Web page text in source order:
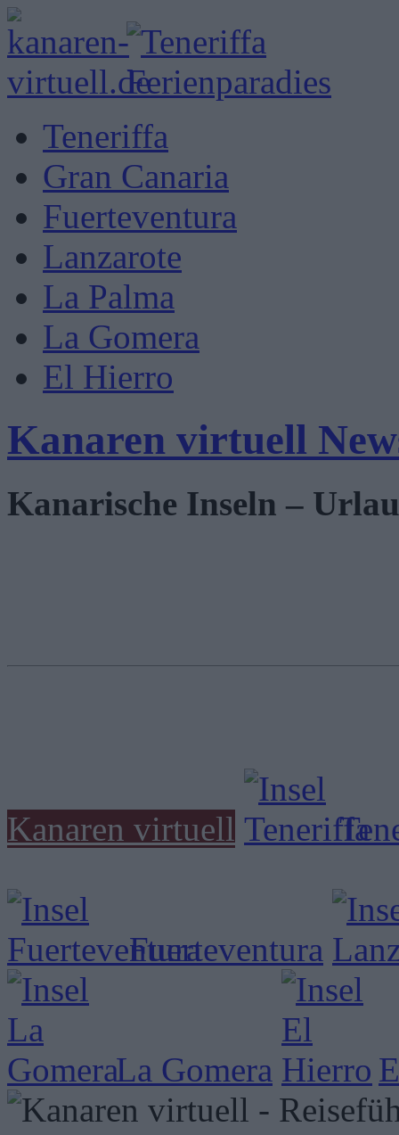
Teneriffa
Gran Canaria
Fuerteventura
Lanzarote
La Palma
La Gomera
El Hierro
Kanaren virtuell
Kanarische Inseln –
Kanaren virtuell
Fuerteventura
La Gomera